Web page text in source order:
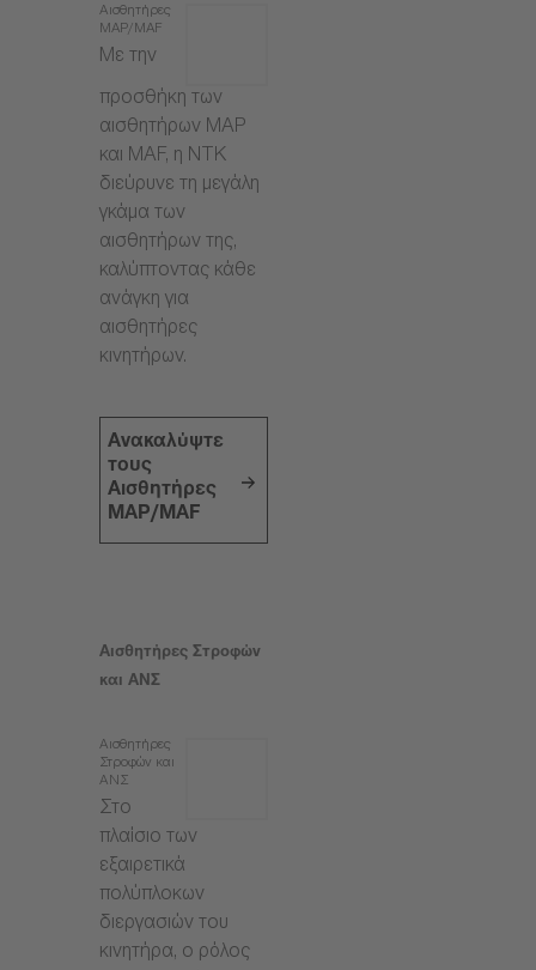
Αισθητήρες
MAP/MAF
Με την
προσθήκη των
αισθητήρων MAP
και MAF, η NTK
διεύρυνε τη μεγάλη
γκάμα των
αισθητήρων της,
καλύπτοντας κάθε
ανάγκη για
αισθητήρες
κινητήρων.
Ανακαλύψτε
τους
Αισθητήρες
MAP/MAF
Αισθητήρες Στροφών
και ΑΝΣ
Αισθητήρες
Στροφών και
ΑΝΣ
Στο
πλαίσιο των
εξαιρετικά
πολύπλοκων
διεργασιών του
κινητήρα, ο ρόλος